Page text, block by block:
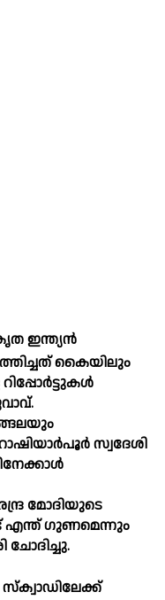
ഇന്ത്യന്‍
കൈയിലും
സ്വദേശി
മോദിയുടെ
എന്ത് ഗുണമെന്നും
ചോദിച്ചു.
സ്‌ക്വാഡിലേക്ക്